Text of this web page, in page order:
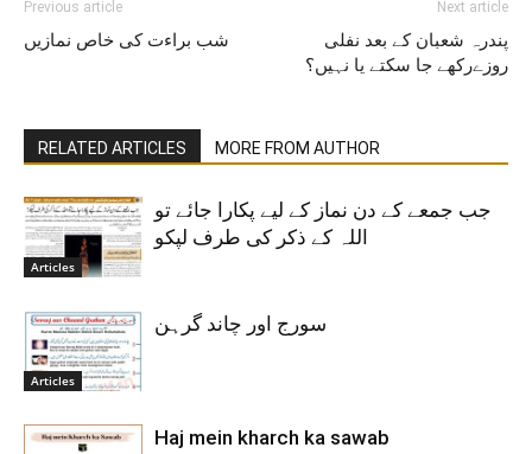
Previous article
شب براءت کی خاص نمازیں
Next article
پندرہ شعبان کے بعد نفلی
روزےرکھے جا سکتے یا نہیں؟
RELATED ARTICLES MORE FROM AUTHOR
Articles
جب جمعے کے دن نماز کے لیے پکارا جائے تو
اللہ کے ذکر کی طرف لپکو
Articles
سورج اور چاند گرہن
Haj mein kharch ka sawab